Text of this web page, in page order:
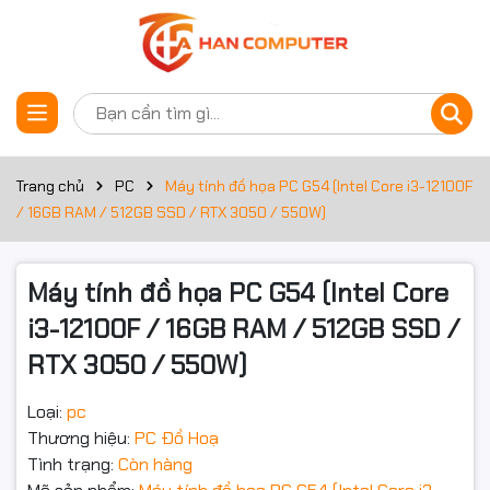
Trang chủ PC
Máy tính đồ họa PC G54 (Intel Core i3-12100F
/ 16GB RAM / 512GB SSD / RTX 3050 / 550W)
Máy tính đồ họa PC G54 (Intel Core
i3-12100F / 16GB RAM / 512GB SSD /
RTX 3050 / 550W)
Loại: pc
Thương hiệu: PC Đồ Hoạ
Tình trạng: Còn hàng
Thông số kỹ thuật
Bộ nhớ 16Gb
Loại RAM
Card đồ họa RTX 3050 6Gb
Thông tin chung
Dòng CPU
Công nghệ CPU
Đặt trước sản phẩm